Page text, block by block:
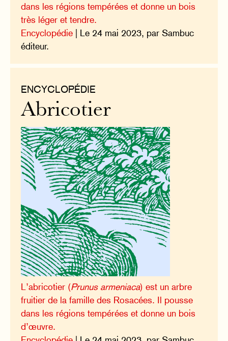
dans les régions tempérées et donne un bois
très léger et tendre.
Encyclopédie | Le 24 mai 2023, par Sambuc
éditeur.
ENCYCLOPÉDIE
Abricotier
L’abricotier (Prunus armeniaca) est un arbre
fruitier de la famille des Rosacées. Il pousse
dans les régions tempérées et donne un bois
d’œuvre.